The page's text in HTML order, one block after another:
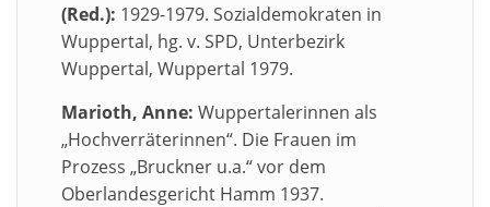
(Red.): 1929-1979. Sozialdemokraten in
Wuppertal, hg. v. SPD, Unterbezirk
Wuppertal, Wuppertal 1979.
Marioth, Anne: Wuppertalerinnen als
„Hochverräterinnen“. Die Frauen im
Prozess „Bruckner u.a.“ vor dem
Oberlandesgericht Hamm 1937.